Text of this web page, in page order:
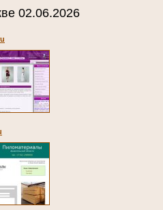
02.06.2026